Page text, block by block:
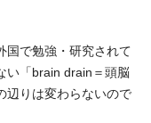
で勉強・研究されて
い「brain drain＝頭脳
辺りは変わらないので